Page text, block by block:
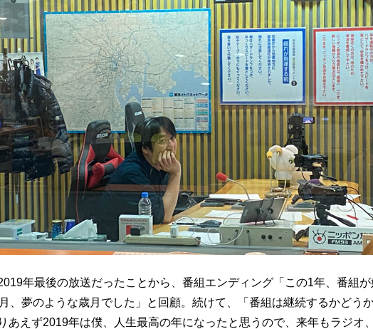
年最後の放送だったことから、番組エンディング「この1年、番組が
、夢のような歳月でした」と回顧。続けて、「番組は継続するかどう
あえず2019年は僕、人生最高の年になったと思うので、来年もラジオ